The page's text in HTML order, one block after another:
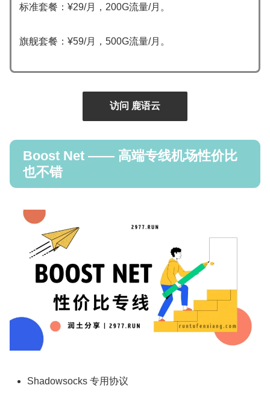
标准套餐：¥29/月，200G流量/月。
旗舰套餐：¥59/月，500G流量/月。
访问 鹿语云
Boost Net —— 高端专线机场性价比
也不错
Shadowsocks 专用协议